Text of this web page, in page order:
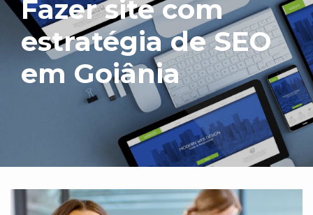
Fazer site com
estratégia de SEO
em Goiânia